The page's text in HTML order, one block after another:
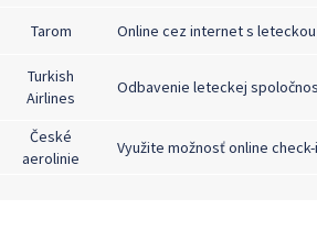
Tarom Online cez internet s
Turkish
Airlines
Odbavenie leteckej
České
aerolinie
Využite možnosť online